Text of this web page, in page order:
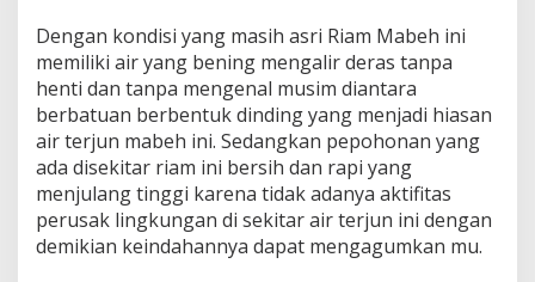
Dengan kondisi yang masih asri Riam Mabeh ini
memiliki air yang bening mengalir deras tanpa
henti dan tanpa mengenal musim diantara
berbatuan berbentuk dinding yang menjadi hiasan
air terjun mabeh ini. Sedangkan pepohonan yang
ada disekitar riam ini bersih dan rapi yang
menjulang tinggi karena tidak adanya aktifitas
perusak lingkungan di sekitar air terjun ini dengan
demikian keindahannya dapat mengagumkan mu.